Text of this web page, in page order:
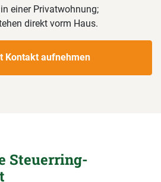
einer Privatwohnung;
direkt vorm Haus.
Kontakt aufnehmen
Steuerring-